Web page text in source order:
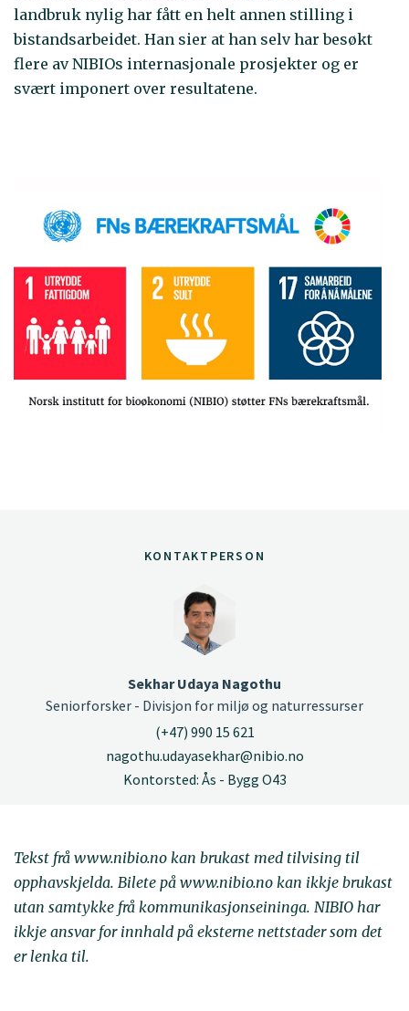
landbruk nylig har fått en helt annen stilling i
bistandsarbeidet. Han sier at han selv har besøkt
flere av NIBIOs internasjonale prosjekter og er
svært imponert over resultatene.
KONTAKTPERSON
Sekhar Udaya Nagothu
Seniorforsker - Divisjon for miljø og naturressurser
(+47) 990 15 621
nagothu.udayasekhar@nibio.no
Kontorsted: Ås - Bygg O43
Tekst frå www.nibio.no kan brukast med tilvising til
opphavskjelda. Bilete på www.nibio.no kan ikkje brukast
utan samtykke frå kommunikasjonseininga. NIBIO har
ikkje ansvar for innhald på eksterne nettstader som det
er lenka til.